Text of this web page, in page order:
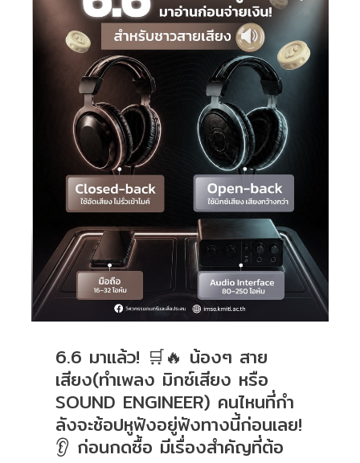
6.6 มาแล้ว! 🛒🔥 น้องๆ สาย
เสียง(ทำเพลง มิกซ์เสียง หรือ
SOUND ENGINEER) คนไหนที่กำ
ลังจะช้อปหูฟังอยู่ฟังทางนี้ก่อนเลย!
👂 ก่อนกดซื้อ มีเรื่องสำคัญที่ต้อ